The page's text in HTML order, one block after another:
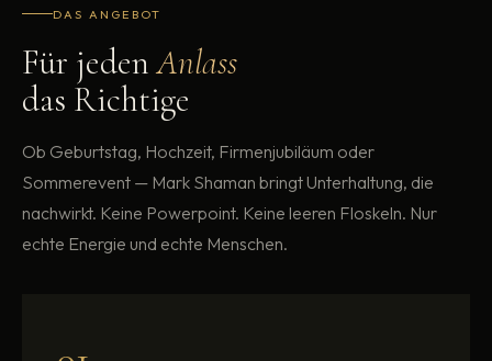
DAS ANGEBOT
Für jedenAnlass
das Richtige
Ob Geburtstag, Hochzeit, Firmenjubiläum oder
Sommerevent — Mark Shaman bringt Unterhaltung, die
nachwirkt. Keine Powerpoint. Keine leeren Floskeln. Nur
echte Energie und echte Menschen.